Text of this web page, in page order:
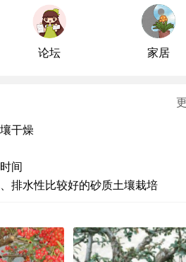
论坛 家居
干燥
间
排水性比较好的砂质土壤栽培